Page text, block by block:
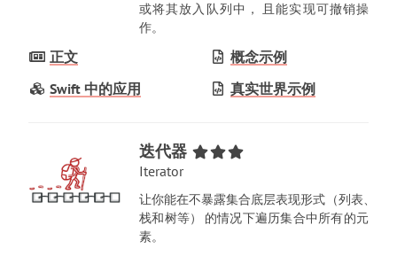
或将其放入队列中 ，
且能实现可撤销操
作。
正文
Swift 中的应用
概念示例
真实世界示例
迭代器
Iterator
让你能在不暴露集合底层表现形式 （列表、
栈和树等）
的情况下遍历集合中所有的元
素。